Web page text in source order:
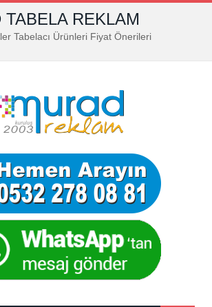
TABELA REKLAM
Tabelacı Ürünleri Fiyat Önerileri